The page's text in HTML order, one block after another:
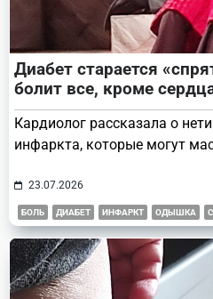
Диабет старается
болит все, кроме
Кардиолог рассказала о
инфаркта, которые могут
23.07.2026
БОЛЬ ДИАБЕТ ИНФАРКТ ОДЫШКА